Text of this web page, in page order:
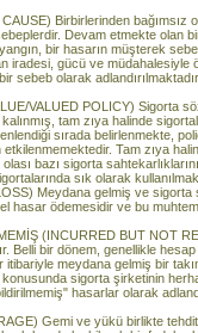
Birbirlerinden bağımsız
Devam etmekte olan bir
bir hasarın müşterek
iradesi, gücü ve müdahalesiyle
sebeb olarak
VALUED POLICY) Sigorta
tam zıya halinde
sırada belirlenmekte,
Tam zıya
bazı sigorta
sık olarak
Meydana gelmiş ve sigorta
hasar ödemesidir ve bu
(INCURRED BUT NOT
Belli bir dönem, genellikle
meydana gelmiş bir
sigorta şirketinin
hasarlar olarak
Gemi ve yükü birlikte